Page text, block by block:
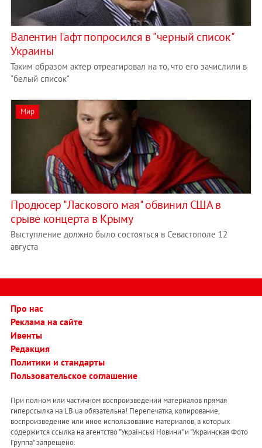
Валентин Гафт попросился в "черный список"
Украины
Таким образом актер отреагировал на то, что его зачислили в
"белый список"
Мир
Продюсер "Ласкового мая" обвинил США в
срыве концерта в Крыму
Выступление должно было состояться в Севастополе 12
августа
Про нас
Реклама на сайте
Ивенты
Редакция
Политики и стандарты
Пользовательское соглашение
При полном или частичном воспроизведении материалов прямая
гиперссылка на LB.ua обязательна! Перепечатка, копирование,
воспроизведение или иное использование материалов, в которых
содержится ссылка на агентство "Українськi Новини" и "Украинская Фото
Группа" запрещено.